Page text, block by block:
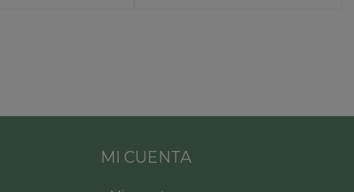
MI CUENTA